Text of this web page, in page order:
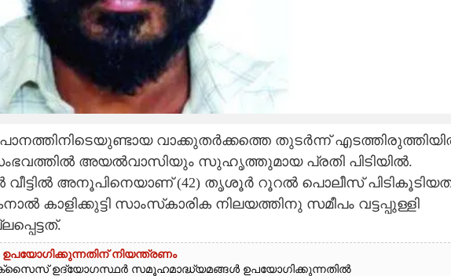
വാക്കുതർക്കത്തെ തുടർന്ന്
അയൽവാസിയും സുഹൃത്തുമായ പ്രതി പിടിയിൽ.
വീട്ടിൽ അനൂപിനെയാണ് (42) തൃശൂർ റൂറൽ പൊലീസ്
കാളിക്കുട്ടി സാംസ്‌കാരിക നിലയത്തിനു സമീപം വട്ടപ്പുള്ളി
നിയന്ത്രണം
ഉദ്യോഗസ്ഥർ സമൂഹമാദ്ധ്യമങ്ങൾ ഉപയോഗിക്കുന്നതിൽ